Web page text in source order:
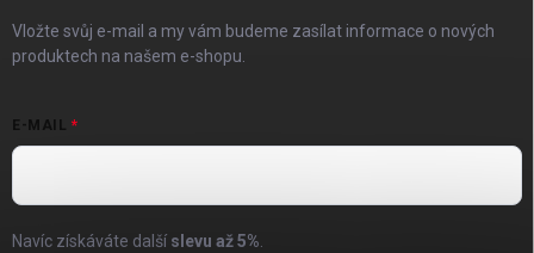
Vložte svůj e-mail a my vám budeme zasílat informace o nových
produktech na našem e-shopu.
E-MAIL
Navíc získáváte další slevu až5%.